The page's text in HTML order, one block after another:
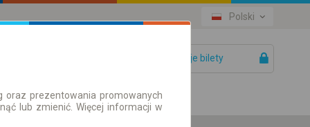
Polski
Twoje bilety
oraz prezentowania promowanych
lub zmienić. Więcej informacji w